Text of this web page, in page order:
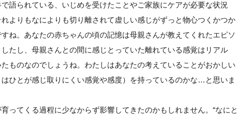
語られている、いじめを受けたことやご家族にケアが必要な状況
よりもなによりも切り離されて虚しい感じがずっと物心つくかつか
ね。あなたの赤ちゃんの頃の記憶は母親さんが教えてくれたエピソ
たし、母親さんとの間に感じとっていた離れている感覚はリアル
ものなのでしょうね。わたしはあなたの考えていることがおかしい
ひとが感じ取りにくい感覚や感度）を持っているのかな…と思いま
ってくる過程に少なからず影響してきたのかもしれません。“なにと